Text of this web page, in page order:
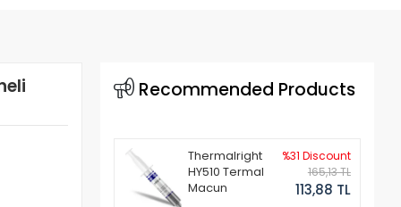
Recommended Products
Thermalright
HY510 Termal
Macun
%31 Discount
165,13 TL
113,88 TL